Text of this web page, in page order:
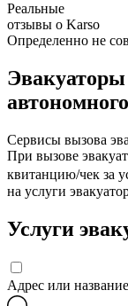
Реальные
отзывы о Karso
Определенно не
Сервисы вызова
При вызове
квитанцию/чек за
на услуги
Услуги
Адрес или название